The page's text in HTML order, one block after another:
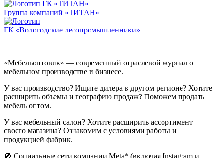
Группа компаний «ТИТАН»
ГК «Вологодские лесопромышленники»
«Мебельоптовик» — современный отраслевой журнал о
мебельном производстве и бизнесе.
У вас производство? Ищите дилера в другом регионе? Хотите
расширить объемы и географию продаж? Поможем продать
мебель оптом.
У вас мебельный салон? Хотите расширить ассортимент
своего магазина? Ознакомим с условиями работы и
продукцией фабрик.
🚫 Социальные сети компании Meta* (включая Instagram и